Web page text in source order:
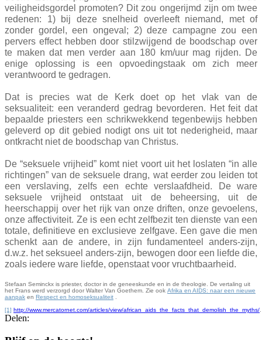
veiligheidsgordel promoten? Dit zou ongerijmd zijn om twee
redenen: 1) bij deze snelheid overleeft niemand, met of
zonder gordel, een ongeval; 2) deze campagne zou een
pervers effect hebben door stilzwijgend de boodschap over
te maken dat men verder aan 180 km/uur mag rijden. De
enige oplossing is een opvoedingstaak om zich meer
verantwoord te gedragen.
Dat is precies wat de Kerk doet op het vlak van de
seksualiteit: een veranderd gedrag bevorderen. Het feit dat
bepaalde priesters een schrikwekkend tegenbewijs hebben
geleverd op dit gebied nodigt ons uit tot nederigheid, maar
ontkracht niet de boodschap van Christus.
De “seksuele vrijheid” komt niet voort uit het loslaten “in alle
richtingen” van de seksuele drang, wat eerder zou leiden tot
een verslaving, zelfs een echte verslaafdheid. De ware
seksuele vrijheid ontstaat uit de beheersing, uit de
heerschappij over het rijk van onze driften, onze gevoelens,
onze affectiviteit. Ze is een echt zelfbezit ten dienste van een
totale, definitieve en exclusieve zelfgave. Een gave die men
schenkt aan de andere, in zijn fundamenteel anders-zijn,
d.w.z. het seksueel anders-zijn, bewogen door een liefde die,
zoals iedere ware liefde, openstaat voor vruchtbaarheid.
Stefaan Seminckx is priester, doctor in de geneeskunde en in de theologie. De vertaling uit
het Frans werd verzorgd door Walter Van Goethem. Zie ook Afrika en AIDS: naar een nieuwe
aanpak en Respect en homoseksualiteit
[1] http://www.mercatornet.com/articles/view/african_aids_the_facts_that_demolish_the_myths/
Delen: